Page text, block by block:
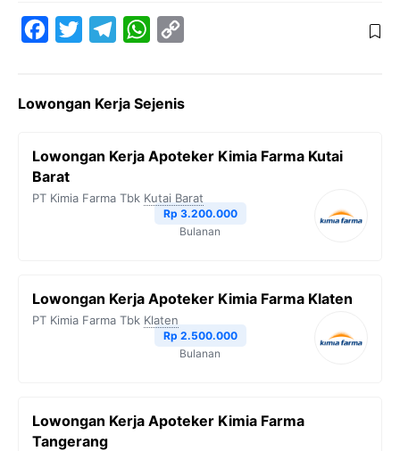
e
o
o
t
e
r
e
r
a
W
t
A
p
y
i
k
Lowongan Kerja Sejenis
Lowongan Kerja Apoteker Kimia Farma Kutai
Barat
PT Kimia Farma Tbk Kutai Barat
Rp 3.200.000
Bulanan
Lowongan Kerja Apoteker Kimia Farma Klaten
PT Kimia Farma Tbk Klaten
Rp 2.500.000
Bulanan
Lowongan Kerja Apoteker Kimia Farma
Tangerang